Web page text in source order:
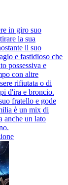
in giro suo
la sua
il suo
e fastidioso che
possessiva e
con altre
rifiutata o di
d'ira e broncio.
fratello e gode
è un mix di
anche un lato